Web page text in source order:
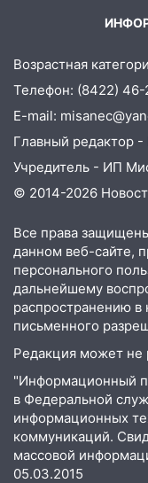
пассажира»
13:20 В
обокрали
подростка в
13:01
В
выбросил из
гранату: его
12:34 На
надвигается
и шквал до
12:31
из Европы и
12:20 В
столкнулись
пострадал 14-
12:00 Где
августа:
11:50
Заснул
случайно
Возрастная
Телефон: (8422)
E-mail:
Главный редактор
Учредитель - ИП
© 2014-2026
Все права
данном веб-сайте,
персонального
дальнейшему
распространению в
письменного
Редакция может не
"Информационный
в Федеральной
информационных
коммуникаций.
массовой
05.03.2015